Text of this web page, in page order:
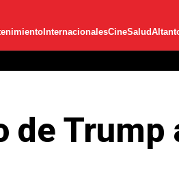
InternacionalesCineSalud
de Trump